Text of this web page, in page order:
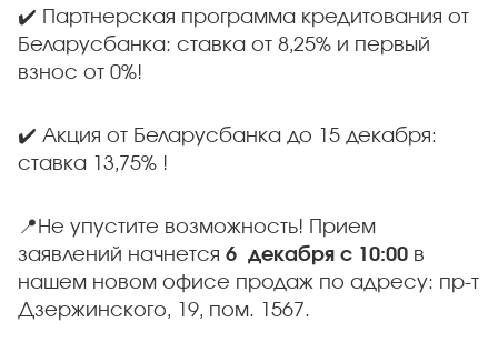
✔️ Партнерская программа кредитования от
Беларусбанка: ставка от 8,25% и первый
взнос от 0%!
✔️ Акция от Беларусбанка до 15 декабря:
ставка 13,75% !
📍Не упустите возможность! Прием
заявлений начнется 6 декабря с 10:00 в
нашем новом офисе продаж по адресу: пр-т
Дзержинского, 19, пом. 1567.